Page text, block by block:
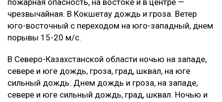
чрезвычайная. В Кокшетау дождь и гроза. Ветер
юго-восточный с переходом на юго-западный, днем
порывы 15-20 м/с.
В Северо-Казахстанской области ночью на западе,
севере и юге дождь, гроза, град, шквал, на юге
сильный дождь. Днем дождь и гроза, на западе,
севере и юге сильный дождь, град, шквал. Ночью и